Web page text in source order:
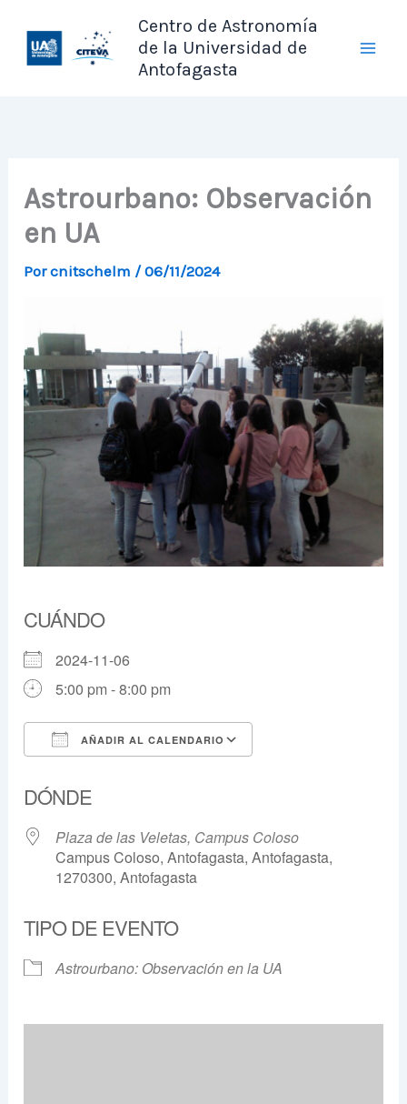
contenido
Centro de Astronomía
de la Universidad de
Antofagasta
Astrourbano: Observación
en UA
Porcnitschelm /06/11/2024
CUÁNDO
2024-11-06
5:00 pm - 8:00 pm
AÑADIR AL CALENDARIO
DÓNDE
Plaza de las Veletas, Campus Coloso
Campus Coloso, Antofagasta, Antofagasta,
1270300, Antofagasta
TIPO DE EVENTO
Astrourbano: Observación en la UA